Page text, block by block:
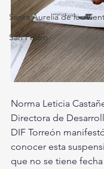
Santa Aurelia de los
San Pedro
Norma Leticia
Directora de
DIF Torreón
conocer esta
que no se tiene